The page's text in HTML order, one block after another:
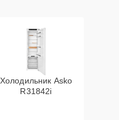
Холодильник Asko
R31842i